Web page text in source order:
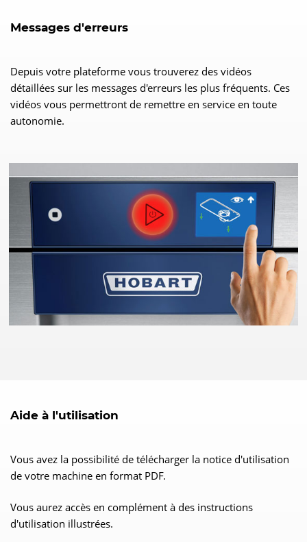
Messages d'erreurs
Depuis votre plateforme vous trouverez des vidéos
détaillées sur les messages d'erreurs les plus fréquents. Ces
vidéos vous permettront de remettre en service en toute
autonomie.
Aide à l'utilisation
Vous avez la possibilité de télécharger la notice d'utilisation
de votre machine en format PDF.
Vous aurez accès en complément à des instructions
d'utilisation illustrées.